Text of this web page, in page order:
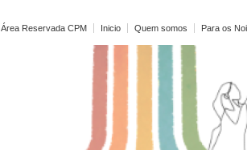
Área Reservada CPM Inicio Quem somos Para os